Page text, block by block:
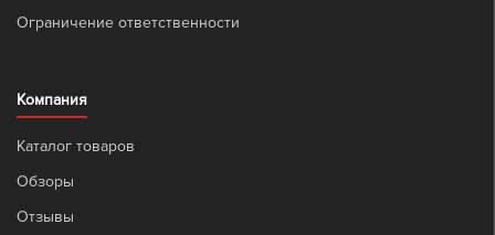
Ограничение ответственности
Компания
Каталог товаров
Обзоры
Отзывы